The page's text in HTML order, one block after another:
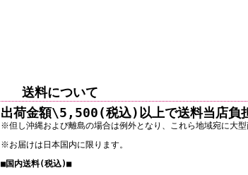
送料について
出荷金額\5,500(税込)以上で送料当店負
※但し沖縄および離島の場合は例外となり、これら地域宛に大
※お届けは日本国内に限ります。
■国内送料(税込)■